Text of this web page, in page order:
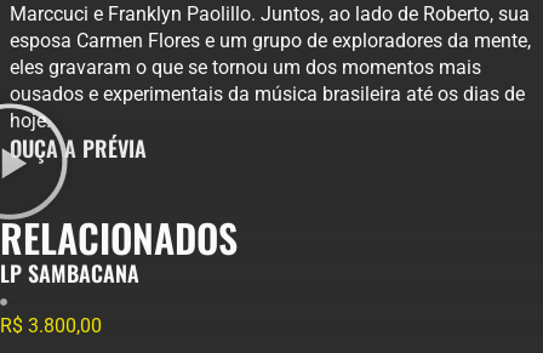
Marccuci e Franklyn Paolillo. Juntos, ao lado de Roberto, sua
esposa Carmen Flores e um grupo de exploradores da mente,
eles gravaram o que se tornou um dos momentos mais
ousados e experimentais da música brasileira até os dias de
hoje.
OUÇA A PRÉVIA
RELACIONADOS
LP SAMBACANA
R$ 3.800,00